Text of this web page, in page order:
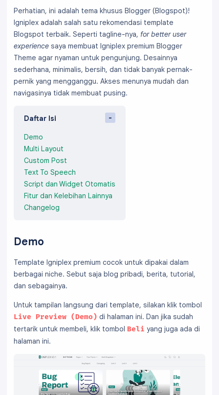
Perhatian, ini adalah tema khusus Blogger (Blogspot)!
Igniplex adalah salah satu rekomendasi template
Blogspot terbaik. Seperti tagline-nya, for better user
experience saya membuat Igniplex premium Blogger
Theme agar nyaman untuk pengunjung. Desainnya
sederhana, minimalis, bersih, dan tidak banyak pernak-
pernik yang mengganggu. Akses menunya mudah dan
navigasinya tidak membuat pusing.
Daftar Isi
Demo
Multi Layout
Custom Post
Text To Speech
Script dan Widget Otomatis
Fitur dan Kelebihan Lainnya
Changelog
Demo
Template Igniplex premium cocok untuk dipakai dalam
berbagai niche. Sebut saja blog pribadi, berita, tutorial,
dan sebagainya.
Untuk tampilan langsung dari template, silakan klik tombol
Live Preview (Demo) di halaman ini. Dan jika sudah
tertarik untuk membeli, klik tombol Beli yang juga ada di
halaman ini.